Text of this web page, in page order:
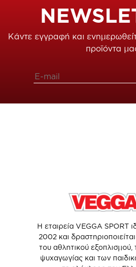
Κάντε εγγραφή και
προϊόντα
Η εταιρεία VEGGA SPORT
2002 και
του αθλητικού
ψυχαγωγίας και των